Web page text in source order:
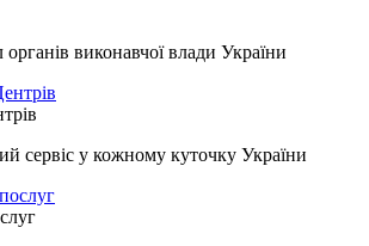
виконавчої влади України
сервіс у кожному куточку України